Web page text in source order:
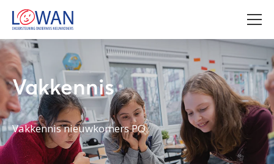
Vakkennis
Vakkennis nieuwkomers PO